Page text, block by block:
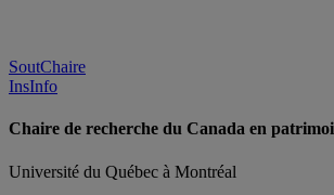
SoutChaire
InsInfo
Chaire de recherche du Canada en
Université du Québec à Montréal